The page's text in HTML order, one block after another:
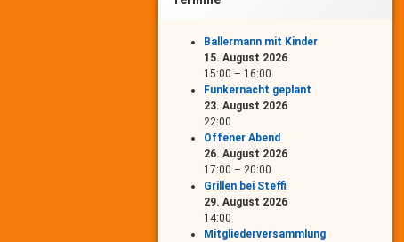
Ballermann mit Kinder
15. August 2026
15:00 – 16:00
Funkernacht geplant
23. August 2026
22:00
Offener Abend
26. August 2026
17:00 – 20:00
Grillen bei Steffi
29. August 2026
14:00
Mitgliederversammlung